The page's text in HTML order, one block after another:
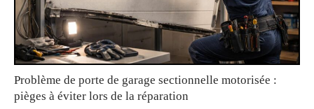
Problème de porte de garage sectionnelle motorisée :
pièges à éviter lors de la réparation